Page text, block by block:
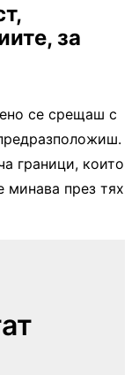
за
се срещаш с
граници, които
минава през тях